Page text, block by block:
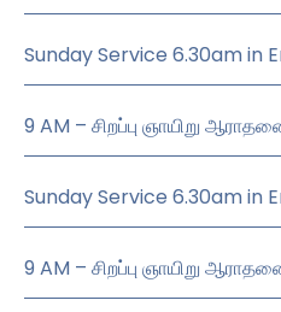
Sunday Service 6.30am in
9 AM – சிறப்பு ஞாயிறு
Sunday Service 6.30am in
9 AM – சிறப்பு ஞாயிறு